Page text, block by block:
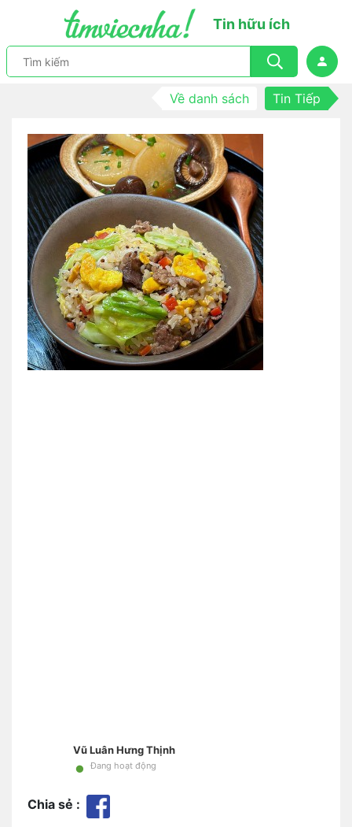
Tin hữu ích
Về danh sách Tin Tiếp
Vũ Luân Hưng Thịnh
• Đang hoạt động
Chia sẻ :